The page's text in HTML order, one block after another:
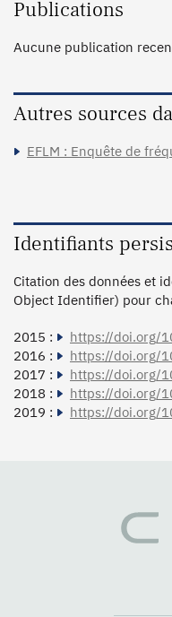
Publications
Aucune publication
Autres sources
EFLM : Enquête de
Identifiants
Citation des données et
Object Identifier) pour
2015 :
https://doi.org/
2016 :
https://doi.org/
2017 :
https://doi.org/
2018 :
https://doi.org/
2019 :
https://doi.org/